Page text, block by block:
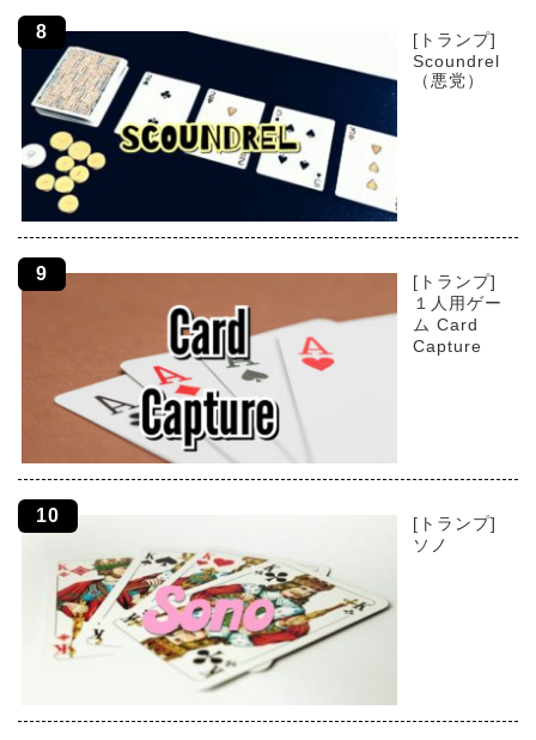
[トランプ]
Scoundrel
（悪党）
[トランプ]
１人用ゲー
ム Card
Capture
[トランプ]
ソノ